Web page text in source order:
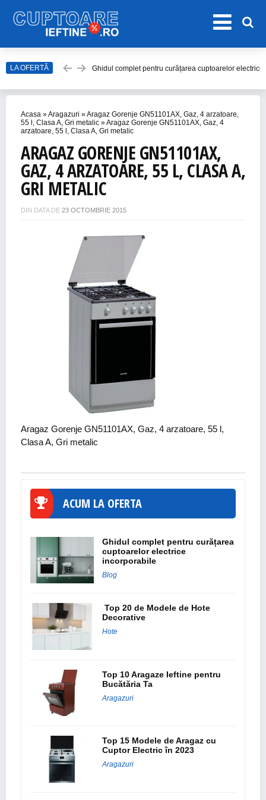
LA OFERTĂ Ghidul complet pentru curățarea cuptoarelor
Top 15 Modele de Aragaz cu Cuptor Electric în 2023
Acasa »Aragazuri »Aragaz Gorenje GN51101AX, Gaz, 4 arzatoare,
55 l, Clasa A, Gri metalic »Aragaz Gorenje GN51101AX, Gaz, 4
arzatoare, 55 l, Clasa A, Gri metalic
ARAGAZ GORENJE GN51101AX,
GAZ, 4 ARZATOARE, 55 L, CLASA A,
GRI METALIC
DIN DATA DE 23 OCTOMBRIE 2015
Aragaz Gorenje GN51101AX, Gaz, 4 arzatoare, 55 l,
Clasa A, Gri metalic
ACUM LA OFERTA
Ghidul complet pentru curățarea
cuptoarelor electrice
incorporabile
Blog
Top 20 de Modele de Hote
Decorative
Hote
Top 10 Aragaze Ieftine pentru
Bucătăria Ta
Aragazuri
Top 15 Modele de Aragaz cu
Cuptor Electric în 2023
Aragazuri